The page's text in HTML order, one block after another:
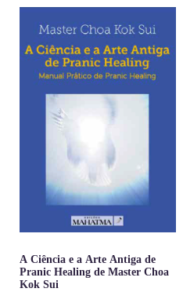
A Ciência e a Arte Antiga de
Pranic Healing de Master Choa
Kok Sui